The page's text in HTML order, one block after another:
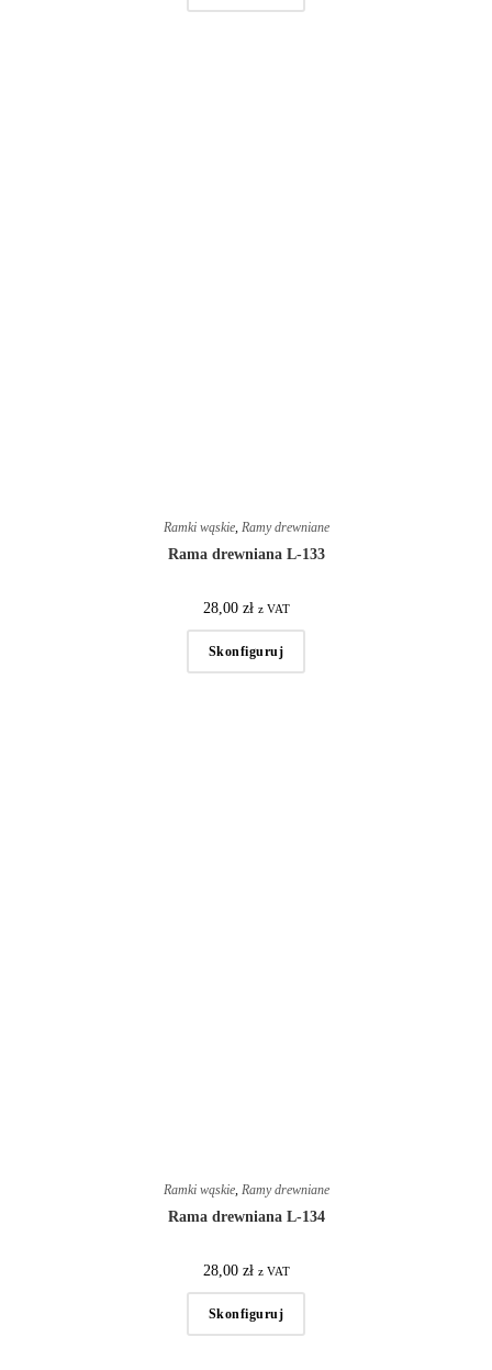
Ramki wąskie, Ramy drewniane
Rama drewniana L-133
28,00 zł z VAT
Skonfiguruj
Ramki wąskie, Ramy drewniane
Rama drewniana L-134
28,00 zł z VAT
Skonfiguruj